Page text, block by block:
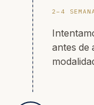
2–4
antes de